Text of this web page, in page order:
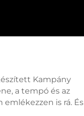
Kampány
a tempó és az
is rá. És